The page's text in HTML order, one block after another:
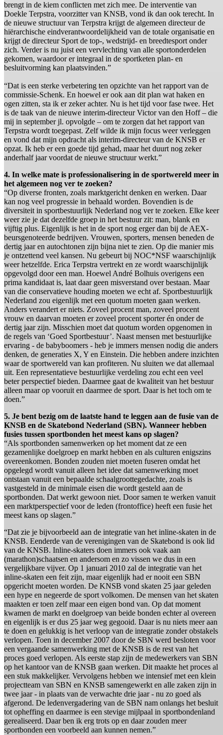
brengt in de kiem conflicten met zich mee. De interventie van
Doekle Terpstra, voorzitter van KNSB, vond ik dan ook terecht. In
de nieuwe structuur van Terpstra krijgt de algemeen directeur de
hiërarchische eindverantwoordelijkheid van de totale organisatie en
krijgt de directeur Sport de top-, wedstrijd- en breedtesport onder
zich. Verder is nu juist een vervlechting van alle sportonderdelen
gekomen, waardoor er integraal in de sportketen plan- en
besluitvorming kan plaatsvinden.”
“Dat is een sterke verbetering ten opzichte van het rapport van de
commissie-Schenk. En hoewel er ook aan dit plan wat haken en
ogen zitten, sta ik er zeker achter. Nu is het tijd voor fase twee. Het
is de taak van de nieuwe interim-directeur Victor van den Hoff – die
mij in september jl. opvolgde – om te zorgen dat het rapport van
Terpstra wordt toegepast. Zelf wilde ik mijn focus weer verleggen
en vond dat mijn opdracht als interim-directeur van de KNSB er
opzat. Ik heb er een goede tijd gehad, maar het duurt nog zeker
anderhalf jaar voordat de nieuwe structuur werkt.”
4. In welke mate is professionalisering in de sportwereld meer in
het algemeen nog ver te zoeken?
“Op diverse fronten, zoals marktgericht denken en werken. Daar
kan nog veel progressie in behaald worden. Bovendien is de
diversiteit in sportbestuurlijk Nederland nog ver te zoeken. Elke keer
weer zie je dat dezelfde groep in het bestuur zit: man, blank en
vijftig plus. Eigenlijk is het in de sport nog erger dan bij de AEX-
beursgenoteerde bedrijven. Vrouwen, sporters, mensen beneden de
dertig jaar en autochtonen zijn bijna niet te zien. Op die manier mis
je ontzettend veel kansen. Nu gebeurt bij NOC*NSF waarschijnlijk
weer hetzelfde. Erica Terpstra vertrekt en ze wordt waarschijnlijk
opgevolgd door een man. Hoewel André Bolhuis overigens een
prima kandidaat is, laat daar geen misverstand over bestaan. Maar
van die conservatieve houding moeten we echt af. Sportbestuurlijk
Nederland zou eigenlijk met een quotum moeten gaan werken.
Anders verandert er niets. Zoveel procent man, zoveel procent
vrouw en daarvan moeten er zoveel procent sporter én onder de
dertig jaar zijn. Misschien moet dat quotum worden opgenomen in
de regels van ‘Goed Sportbestuur’. Naast mensen met bestuurlijke
ervaring - de babyboomers - heb je immers mensen nodig die anders
denken, de generaties X, Y en Einstein. Die hebben andere inzichten
waar de sportwereld van kan profiteren. Nu sluiten we dat allemaal
uit. Een representatieve bestuurlijke verdeling zou echt een veel
beter perspectief bieden. Daarmee gaat de kwaliteit van het bestuur
alleen maar op vooruit en daarmee de sport. Daar is het toch om te
doen.”
5. Je bent bezig om de laatste hand te leggen aan de fusie van de
KNSB en de Skatebond Nederland (SBN). Wanneer hebben
fusies tussen sportbonden het meest kans op slagen?
“Als sportbonden samenwerken op het moment dat ze een
gezamenlijke doelgroep en markt hebben en als culturen enigszins
overeenkomen. Bonden zouden niet moeten fuseren omdat het
opgelegd wordt vanuit alleen het idee dat samenwerking moet
ontstaan vanuit een bepaalde schaalgroottegedachte, zoals is
vastgesteld in de minimale eisen die wordt gesteld aan de
sportbonden. Dat werkt gewoon niet. Door samen te werken vanuit
een marktperspectief voor de leden (frontoffice) heeft een fusie het
meest kans op slagen.”
“Dat zie je bijvoorbeeld aan de integratie van het inline-skaten in de
KNSB. Eenderde van de verenigingen van de Skatebond is ook lid
van de KNSB. Inline-skaters doen immers ook vaak aan
(marathon)schaatsen en andersom en zo vissen we dus in een
vergelijkbare vijver. Op 1 januari 2010 zal de integratie van het
inline-skaten een feit zijn, maar eigenlijk had er nooit een SBN
opgericht moeten worden. De KNSB vond skaten 25 jaar geleden
een hype en negeerde de sport volkomen. De mensen van het skaten
maakten er toen zelf maar een eigen bond van. Op dat moment
kwamen de markt en doelgroep van beide bonden echter al overeen
en eigenlijk is er dus 25 jaar weg gegooid. Daar is nu niets meer aan
te doen en gelukkig is het verloop van de integratie zonder obstakels
verlopen. Toen in december 2007 door de SBN werd besloten voor
een vergaande samenwerking met de KNSB is de rest van het
proces goed verlopen. Als eerste stap zijn de medewerkers van SBN
op het kantoor van de KNSB gaan werken. Dit maakte het proces al
een stuk makkelijker. Vervolgens hebben we intensief met een klein
projectteam van SBN en KNSB samengewerkt en alle zaken zijn in
twee jaar - in plaats van de verwachte drie jaar - nu zo goed als
afgerond. De ledenvergadering van de SBN nam onlangs het besluit
tot opheffing en daarmee is een stevige mijlpaal in sportbondenland
gerealiseerd. Daar ben ik erg trots op en daar zouden meer
sportbonden een voorbeeld aan kunnen nemen.”